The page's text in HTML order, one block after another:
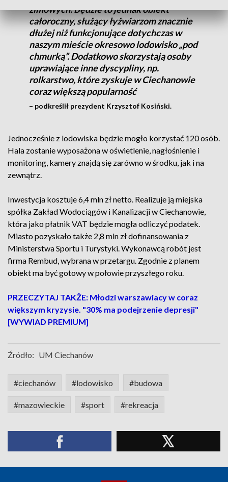
zimowych. Będzie to jednak obiekt
całoroczny, służący łyżwiarzom znacznie
dłużej niż funkcjonujące dotychczas w
naszym mieście okresowo lodowisko „pod
chmurką”. Dodatkowo skorzystają osoby
uprawiające inne dyscypliny, np.
rolkarstwo, które zyskuje w Ciechanowie
coraz większą popularność
– podkreślił prezydent Krzysztof Kosiński.
Jednocześnie z lodowiska będzie mogło korzystać 120 osób.
Hala zostanie wyposażona w oświetlenie, nagłośnienie i
monitoring, kamery znajdą się zarówno w środku, jak i na
zewnątrz.
Inwestycja kosztuje 6,4 mln zł netto. Realizuje ją miejska
spółka Zakład Wodociągów i Kanalizacji w Ciechanowie,
która jako płatnik VAT będzie mogła odliczyć podatek.
Miasto pozyskało także 2,8 mln zł dofinansowania z
Ministerstwa Sportu i Turystyki. Wykonawcą robót jest
firma Rembud, wybrana w przetargu. Zgodnie z planem
obiekt ma być gotowy w połowie przyszłego roku.
PRZECZYTAJ TAKŻE: Młodzi warszawiacy w coraz
większym kryzysie. "30% ma podejrzenie depresji"
[WYWIAD PREMIUM]
Źródło: UM Ciechanów
#ciechanów #lodowisko #budowa
#mazowieckie #sport #rekreacja